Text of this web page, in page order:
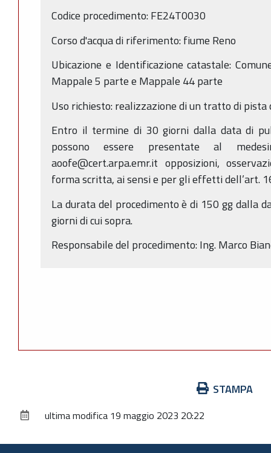
Codice procedimento: FE24T0030
Corso d'acqua di riferimento: fiume Reno
Ubicazione e Identificazione catastale:
Mappale 5 parte e Mappale 44 parte
Uso richiesto: realizzazione di un tratto di pista
Entro il termine di 30 giorni dalla data di
possono essere presentate al
aoofe@cert.arpa.emr.it opposizioni,
forma scritta, ai sensi e per gli effetti dell’art.
La durata del procedimento è di 150 gg dalla
giorni di cui sopra.
Responsabile del procedimento: Ing. Marco
documento
STAMPA
ultima modifica 19 maggio 2023 20:22